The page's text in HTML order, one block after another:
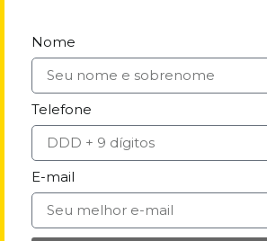
Nome
Telefone
E-mail